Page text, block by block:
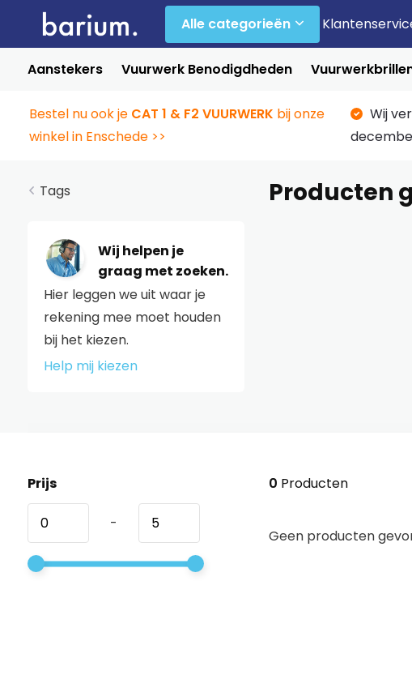
Alle categorieën
Aanstekers Vuurwerk Benodigdheden
Bestel nu ook je CAT 1 & F2 VUURWERK bij onze
winkel in Enschede >>
Wij
Tags
Wij helpen je
graag met zoeken.
Hier leggen we uit waar je
rekening mee moet houden
bij het kiezen.
Help mij kiezen
Producten
Prijs
-
0 Producten
Geen producten